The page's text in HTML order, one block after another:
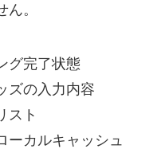
。
グ完了状態
ズの入力内容
スト
ーカルキャッシュ